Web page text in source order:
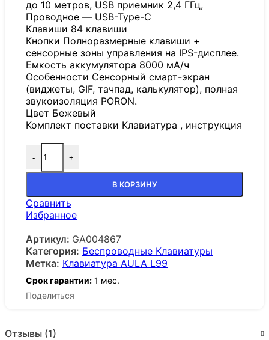
до 10 метров, USB приемник 2,4 ГГц,
Проводное — USB-Type-C
Клавиши 84 клавиши
Кнопки Полноразмерные клавиши +
сенсорные зоны управления на IPS-дисплее.
Емкость аккумулятора 8000 мА/ч
Особенности Сенсорный смарт-экран
(виджеты, GIF, тачпад, калькулятор), полная
звукоизоляция PORON.
Цвет Бежевый
Комплект поставки Клавиатура , инструкция
- +
В КОРЗИНУ
Сравнить
Избранное
Артикул: GA004867
Категория: Беспроводные Клавиатуры
Метка: Клавиатура AULA L99
Срок гарантии: 1 мес.
Поделиться
Отзывы (1)